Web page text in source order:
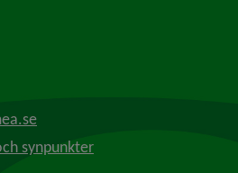
till annan webbplats, öppnas i nytt
synpunkter